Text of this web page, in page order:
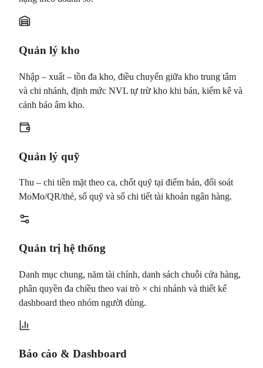
Quản lý kho
Nhập – xuất – tồn đa kho, điều chuyển giữa kho trung tâm
và chi nhánh, định mức NVL tự trừ kho khi bán, kiểm kê và
cảnh báo âm kho.
Quản lý quỹ
Thu – chi tiền mặt theo ca, chốt quỹ tại điểm bán, đối soát
MoMo/QR/thẻ, sổ quỹ và sổ chi tiết tài khoản ngân hàng.
Quản trị hệ thống
Danh mục chung, năm tài chính, danh sách chuỗi cửa hàng,
phân quyền đa chiều theo vai trò × chi nhánh và thiết kế
dashboard theo nhóm người dùng.
Báo cáo & Dashboard